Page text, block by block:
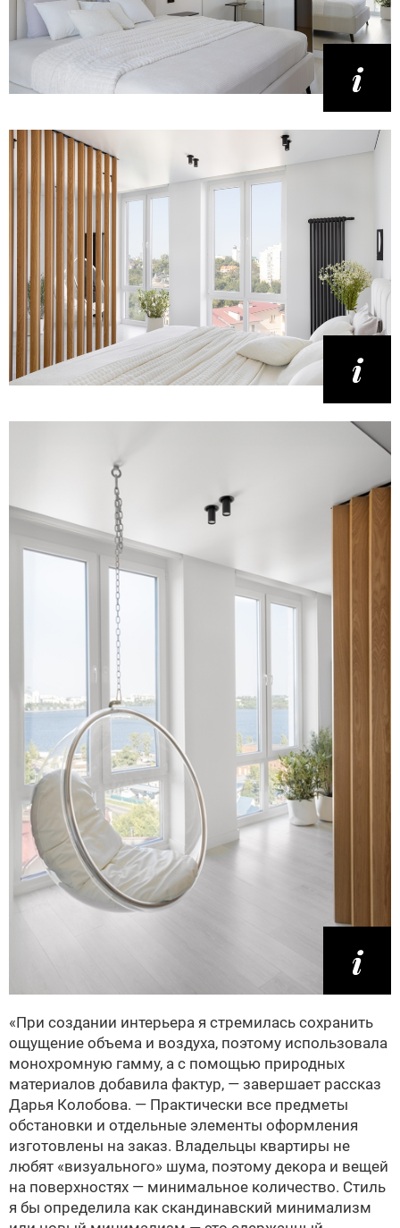
«При создании интерьера я стремилась сохранить
ощущение объема и воздуха, поэтому использовала
монохромную гамму, а с помощью природных
материалов добавила фактур, — завершает рассказ
Дарья Колобова. — Практически все предметы
обстановки и отдельные элементы оформления
изготовлены на заказ. Владельцы квартиры не
любят «визуального» шума, поэтому декора и вещей
на поверхностях — минимальное количество. Стиль
я бы определила как скандинавский минимализм